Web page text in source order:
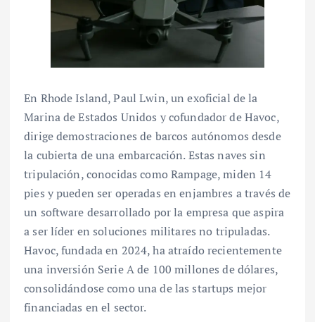
En Rhode Island, Paul Lwin, un exoficial de la
Marina de Estados Unidos y cofundador de Havoc,
dirige demostraciones de barcos autónomos desde
la cubierta de una embarcación. Estas naves sin
tripulación, conocidas como Rampage, miden 14
pies y pueden ser operadas en enjambres a través de
un software desarrollado por la empresa que aspira
a ser líder en soluciones militares no tripuladas.
Havoc, fundada en 2024, ha atraído recientemente
una inversión Serie A de 100 millones de dólares,
consolidándose como una de las startups mejor
financiadas en el sector.